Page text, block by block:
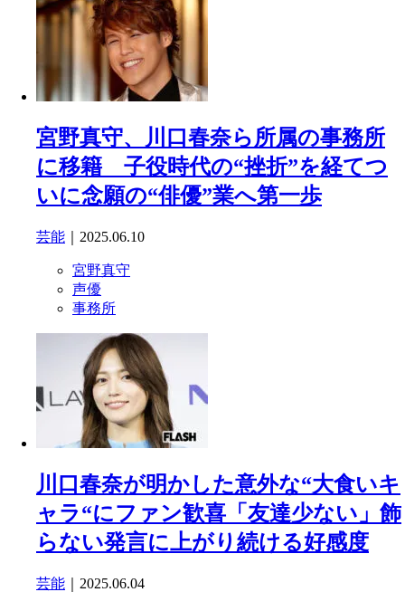
宮野真守、川口春奈ら所属の事務所
に移籍 子役時代の“挫折”を経てつ
いに念願の“俳優”業へ第一歩
芸能 ｜2025.06.10
宮野真守
声優
事務所
川口春奈が明かした意外な“大食いキ
ャラ“にファン歓喜「友達少ない」飾
らない発言に上がり続ける好感度
芸能 ｜2025.06.04